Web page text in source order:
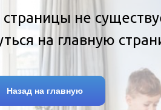
страницы не
на главную
Назад на главную